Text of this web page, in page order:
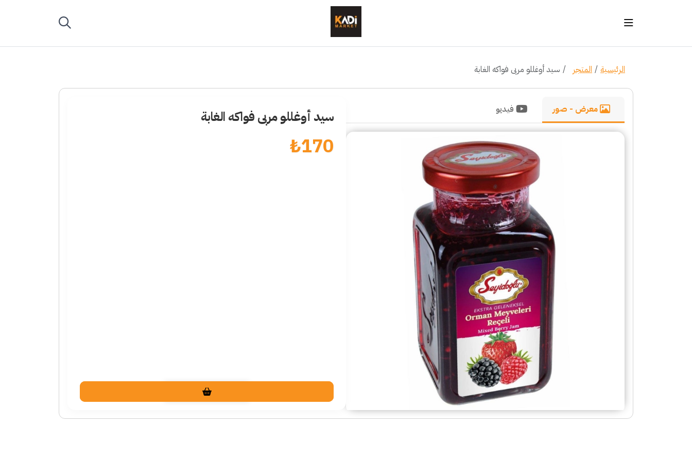
الرئيسية المتجر سيد أوغللو مربى فواكه الغابة
معرض - صور فيديو سيد أوغللو مربى فواكه الغابة
170
₺